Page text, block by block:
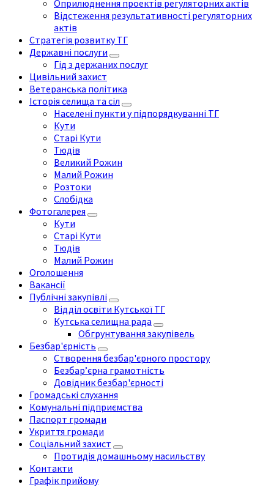
Оприлюднення проектів регуляторних актів
Відстеження результативності регуляторних
актів
Стратегія розвитку ТГ
Державні послуги
Гід з держаних послуг
Цивільний захист
Ветеранська політика
Історія селища та сіл
Населені пункти у підпорядкуванні ТГ
Кути
Старі Кути
Тюдів
Великий Рожин
Малий Рожин
Розтоки
Слобідка
Фотогалерея
Кути
Старі Кути
Тюдів
Малий Рожин
Оголошення
Вакансії
Публічні закупівлі
Відділ освіти Кутської ТГ
Кутська селищна рада
Обгрунтування закупівель
Безбар'єрність
Створення безбар'єрного простору
Безбар’єрна грамотність
Довідник безбар'єрності
Громадські слухання
Комунальні підприємства
Паспорт громади
Укриття громади
Соціальний захист
Протидія домашньому насильству
Контакти
Графік прийому